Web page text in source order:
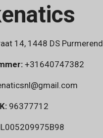
14, 1448 DS Purmerend
+31640747382
96377712